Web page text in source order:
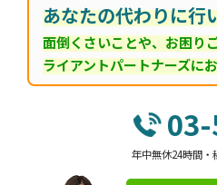
あなたの代わりに行
面倒くさいことや、お困り
ライアントパートナーズに
年中無休24時間